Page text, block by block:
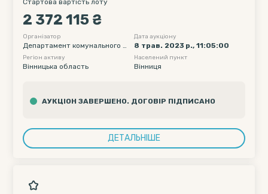
Стартова вартість лоту
2 372 115 ₴
Організатор
Департамент комунального м
айна Вінницької міської ради
Дата аукціону
8 трав. 2023 р., 11:05:00
Регіон активу
Вінницька область
Населений пункт
Вінниця
АУКЦІОН ЗАВЕРШЕНО. ДОГОВІР ПІДПИСАНО
ДЕТАЛЬНІШЕ